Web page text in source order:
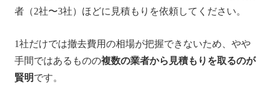
者（2社〜3社）ほどに見積もりを依頼してください。
1社だけでは撤去費用の相場が把握できないため、やや
手間ではあるものの複数の業者から見積もりを取るのが
賢明です。